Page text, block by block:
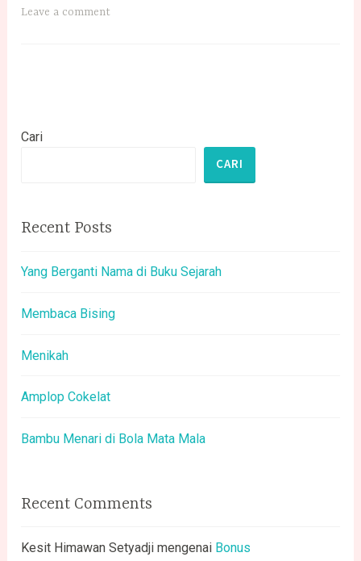
Leave a comment
Cari
CARI
Recent Posts
Yang Berganti Nama di Buku Sejarah
Membaca Bising
Menikah
Amplop Cokelat
Bambu Menari di Bola Mata Mala
Recent Comments
Kesit Himawan Setyadji mengenai Bonus